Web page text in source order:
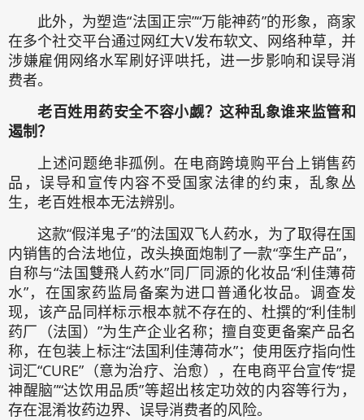
此外，为塑造“法国正宗”“万能神药”的形象，商家
在多个社交平台通过网红大V发布软文、网络种草，并
涉嫌雇佣网络水军刷好评哄托，进一步影响和误导消
费者。
老百姓用药安全不容小觑？这种乱象谁来监管和
遏制？
上述问题绝非孤例。在电商跨境购平台上销售药
品，误导和宣传内容不受国家法律的约束，乱象丛
生，老百姓根本无法辨别。
这款“假洋鬼子”的法国双飞人药水，为了取得在国
内销售的合法地位，改头换面炮制了一款“孪生产品”，
自称与“法国雙飛人药水”同厂同源的化妆品“利佳薄荷
水”，在国家药监局备案为进口普通化妆品。调查发
现，该产品同样标示根本就不存在的、杜撰的“利佳制
药厂（法国）”为生产企业名称；擅自变更备案产品名
称，在包装上标注“法国利佳薄荷水”；使用医疗指向性
词汇“CURE”（意为治疗、治愈），在电商平台宣传“提
神醒脑”“达饮用品质”等超出核定功效的内容等行为，
存在混淆妆药边界、误导消费者的风险。